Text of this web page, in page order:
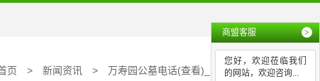
页 > 新闻资讯 > 万寿园公墓电话(查看)_清颐园公墓
商盟客服 >
您好，欢迎莅临我们
的网站，欢迎咨询...